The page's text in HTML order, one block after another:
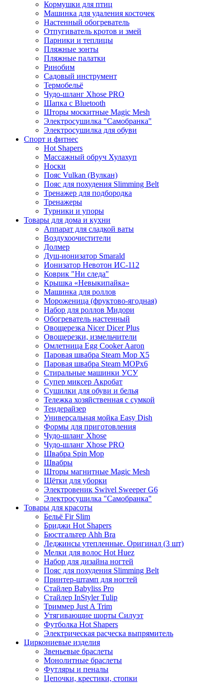
Кормушки для птиц
Машинка для удаления косточек
Настенный обогреватель
Отпугиватель кротов и змей
Парники и теплицы
Пляжные зонты
Пляжные палатки
Ринобим
Садовый инструмент
Термобельё
Чудо-шланг Xhose PRO
Шапка с Bluetooth
Шторы москитные Magic Mesh
Электросушилка "Самобранка"
Электросушилка для обуви
Спорт и фитнес
Hot Shapers
Массажный обруч Хулахуп
Носки
Пояс Vulkan (Вулкан)
Пояс для похудения Slimming Belt
Тренажер для подбородка
Тренажеры
Турники и упоры
Товары для дома и кухни
Аппарат для сладкой ваты
Воздухоочистители
Долмер
Душ-ионизатор Smarald
Ионизатор Невотон ИС-112
Коврик "Ни следа"
Крышка «Невыкипайка»
Машинка для роллов
Мороженица (фруктово-ягодная)
Набор для роллов Мидори
Обогреватель настенный
Овощерезка Nicer Dicer Plus
Овощерезки, измельчители
Омлетница Egg Сooker Aaron
Паровая швабра Steam Mop X5
Паровая швабра Steam MOPх6
Стиральные машинки УСУ
Супер миксер Акробат
Сушилки для обуви и белья
Тележка хозяйственная с сумкой
Тендерайзер
Универсальная мойка Easy Dish
Формы для приготовления
Чудо-шланг Xhose
Чудо-шланг Xhose PRO
Швабра Spin Mop
Швабры
Шторы магнитные Magic Mesh
Щётки для уборки
Электровеник Swivel Sweeper G6
Электросушилка "Самобранка"
Товары для красоты
Бельё Fir Slim
Бриджи Hot Shapers
Бюстгальтер Ahh Bra
Леджинсы утепленные. Оригинал (3 шт)
Мелки для волос Hot Huez
Набор для дизайна ногтей
Пояс для похудения Slimming Belt
Принтер-штамп для ногтей
Стайлер Babyliss Pro
Стайлер InStyler Tulip
Триммер Just A Trim
Утягивающие шорты Силуэт
Футболка Hot Shapers
Электрическая расческа выпрямитель
Циркониевые изделия
Звеньевые браслеты
Монолитные браслеты
Футляры и пеналы
Цепочки, крестики, стопки